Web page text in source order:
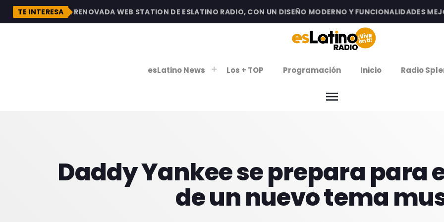
TE INTERESA
DESCUBRE LA RENOVADA WEB STATION DE ESLATINO RADIO, CON UN DISEÑO MODERNO Y FUNCIONALIDADES
esLatino News Los + TOP Programación Inicio Radio
menu
PROGRAMACIÓN
Daddy Yankee se prepara para
de un nuevo tema